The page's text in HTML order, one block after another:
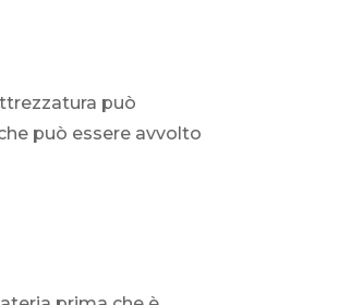
può
può essere avvolto